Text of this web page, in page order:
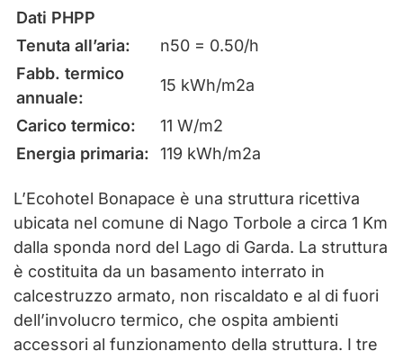
Dati PHPP
Tenuta all’aria:
n50 = 0.50/h
Fabb. termico
annuale:
15 kWh/m2a
Carico termico:
11 W/m2
Energia primaria:
119 kWh/m2a
L’Ecohotel Bonapace è una struttura ricettiva
ubicata nel comune di Nago Torbole a circa 1 Km
dalla sponda nord del Lago di Garda. La struttura
è costituita da un basamento interrato in
calcestruzzo armato, non riscaldato e al di fuori
dell’involucro termico, che ospita ambienti
accessori al funzionamento della struttura. I tre